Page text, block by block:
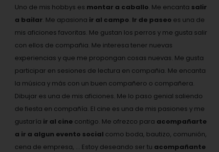
Uno de mis hobbys es montar a caballo. Me encanta salir
a bailar. Me apasiona ir al campo. Ir de paseo es una de
mis aficiones favoritas. Me gustan los perros y me gusta salir
con ellos de compañia. Me interesa tener nuevas
experiencias y que me propongan cosas nuevas. Me gusta
participar en sesiones de lectura en compañia. Me encanta
la música y más con un buen compañero o compañera.
Dibujar es una de mis aficiones. Me lo paso genial saliendo
de fiesta en compañía. El cine es una de mis pasiones y me
gustaría ir al cine contigo. Me ofrezco para acompañarte
a ir a algun evento social como boda, bautizo, comunión,
cena de empresa, ... Estoy deseando ser tu acompañante